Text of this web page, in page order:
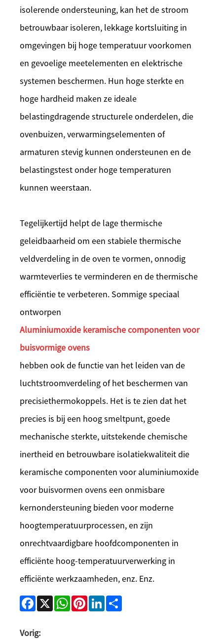
isolerende ondersteuning, kan het de stroom
betrouwbaar isoleren, lekkage kortsluiting in
omgevingen bij hoge temperatuur voorkomen
en gevoelige meetelementen en elektrische
systemen beschermen. Hun hoge sterkte en
hoge hardheid maken ze ideale
belastingdragende structurele onderdelen, die
ovenbuizen, verwarmingselementen of
armaturen stevig kunnen ondersteunen en de
belastingstest onder hoge temperaturen
kunnen weerstaan.
Tegelijkertijd helpt de lage thermische
geleidbaarheid om een stabiele thermische
veldverdeling in de oven te vormen, onnodig
warmteverlies te verminderen en de thermische
efficiëntie te verbeteren. Sommige speciaal
ontworpen
Aluminiumoxide keramische componenten voor
buisvormige ovens
hebben ook de functie van het leiden van de
luchtstroomverdeling of het beschermen van
precisiethermokoppels. Het is te zien dat het
precies is bij een hoog smeltpunt, goede
mechanische sterkte, uitstekende chemische
inertheid en betrouwbare isolatiekwaliteit die
keramische componenten voor aluminiumoxide
voor buisvormen ovens een onmisbare
kernondersteuning bieden voor moderne
hoogtemperatuurprocessen, en zijn
onrechtvaardigbare hoofdcomponenten in
efficiënte hoog-temperatuurverwerking in
efficiënte werkzaamheden, enz. Enz.
Facebook
X WhatsAppPinterestLinkedIn
Vorig: